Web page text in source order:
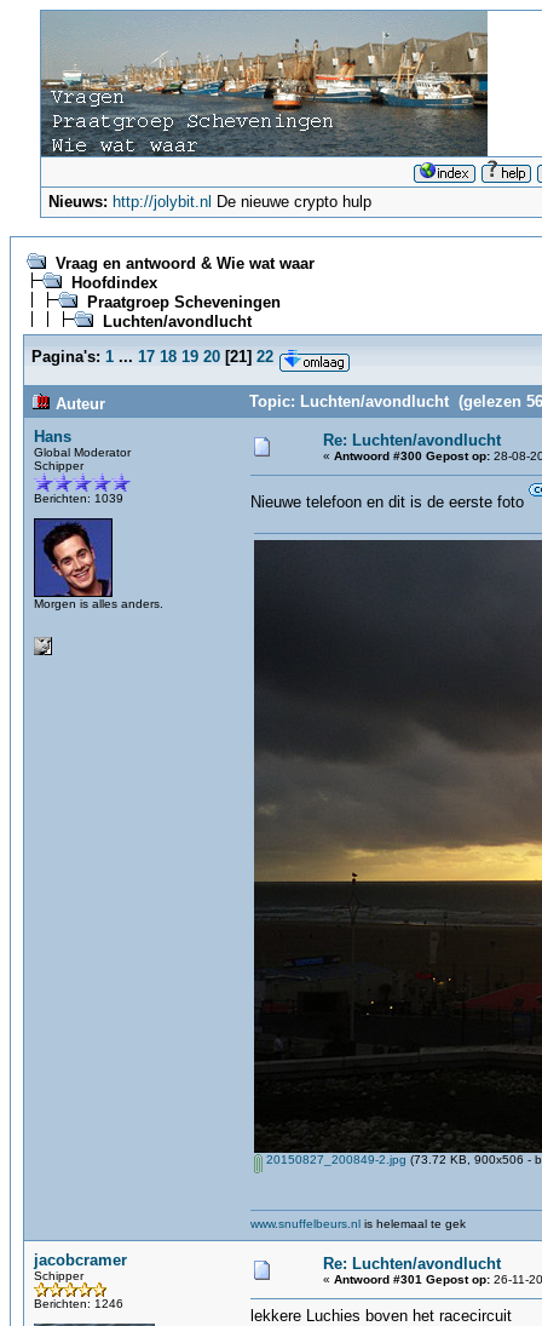
Nieuws: http://jolybit.nl De nieuwe crypto hulp
Vraag en antwoord & Wie wat waar
Hoofdindex
Praatgroep Scheveningen
Luchten/avondlucht
Pagina's: 1 ... 17 18 19 20 [21] 22
Auteur
Topic: Luchten/avondlucht (gelezen
Hans
Global Moderator
Schipper
Berichten: 1039
Morgen is alles anders.
Re: Luchten/avondlucht
« Antwoord #300 Gepost op: 28-08-
Nieuwe telefoon en dit is de eerste foto
20150827_200849-2.jpg (73.72 KB, 900x506 -
www.snuffelbeurs.nl is helemaal te gek
jacobcramer
Schipper
Berichten: 1246
Re: Luchten/avondlucht
« Antwoord #301 Gepost op: 26-11-
lekkere Luchies boven het racecircuit